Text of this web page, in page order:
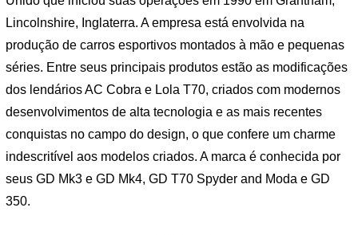
Lincolnshire, Inglaterra. A empresa está envolvida na
produção de carros esportivos montados à mão e pequenas
séries. Entre seus principais produtos estão as modificações
dos lendários AC Cobra e Lola T70, criados com modernos
desenvolvimentos de alta tecnologia e as mais recentes
conquistas no campo do design, o que confere um charme
indescritível aos modelos criados. A marca é conhecida por
seus GD Mk3 e GD Mk4, GD T70 Spyder and Moda e GD
350.